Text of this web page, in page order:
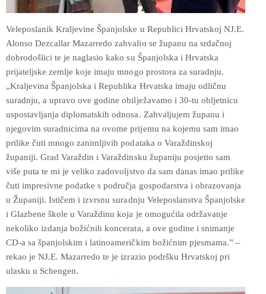
Veleposlanik Kraljevine Španjolske u Republici Hrvatskoj NJ.E.
Alonso Dezcallar Mazarredo zahvalio se županu na srdačnoj
dobrodošlici te je naglasio kako su Španjolska i Hrvatska
prijateljske zemlje koje imaju mnogo prostora za suradnju.
„Kraljevina Španjolska i Republika Hrvatska imaju odličnu
suradnju, a upravo ove godine obilježavamo i 30-tu obljetnicu
uspostavljanja diplomatskih odnosa. Zahvaljujem županu i
njegovim suradnicima na ovome prijemu na kojemu sam imao
prilike čuti mnogo zanimljivih podataka o Varaždinskoj
županiji. Grad Varaždin i Varaždinsku županiju posjetio sam
više puta te mi je veliko zadovoljstvo da sam danas imao prilike
čuti impresivne podatke s područja gospodarstva i obrazovanja
u Županiji. Ističem i izvrsnu suradnju Veleposlanstva Španjolske
i Glazbene škole u Varaždinu koja je omogućila održavanje
nekoliko izdanja božićnih koncerata, a ove godine i snimanje
CD-a sa španjolskim i latinoameričkim božićnim pjesmama.” –
rekao je NJ.E. Mazarredo te je izrazio podršku Hrvatskoj pri
ulasku u Schengen.